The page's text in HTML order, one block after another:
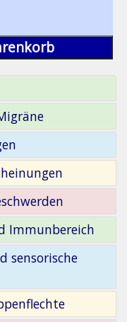
Immunbereich
sensorische